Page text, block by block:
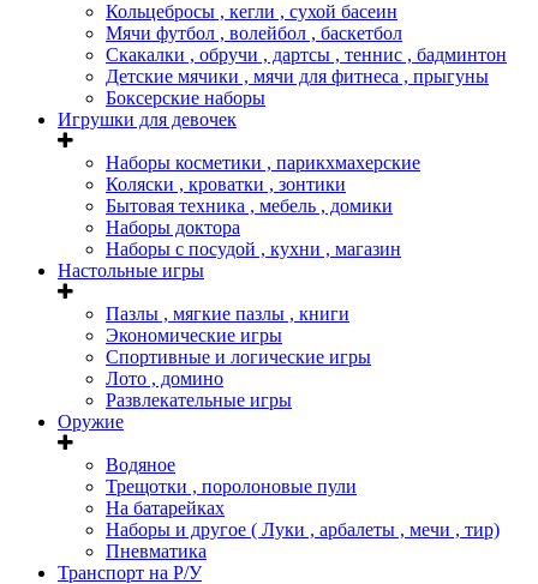
Кольцебросы , кегли , сухой басеин
Мячи футбол , волейбол , баскетбол
Скакалки , обручи , дартсы , теннис , бадминтон
Детские мячики , мячи для фитнеса , прыгуны
Боксерские наборы
Игрушки для девочек
Наборы косметики , парикхмахерские
Коляски , кроватки , зонтики
Бытовая техника , мебель , домики
Наборы доктора
Наборы с посудой , кухни , магазин
Настольные игры
Пазлы , мягкие пазлы , книги
Экономические игры
Спортивные и логические игры
Лото , домино
Развлекательные игры
Оружие
Водяное
Трещотки , поролоновые пули
На батарейках
Наборы и другое ( Луки , арбалеты , мечи , тир)
Пневматика
Транспорт на Р/У